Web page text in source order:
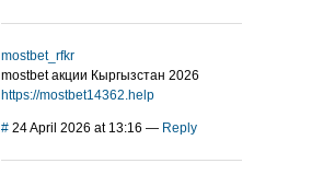
mostbet_rfkr
mostbet акции Кыргызстан 2026
https://mostbet14362.help
# 24 April 2026 at 13:16 — Reply